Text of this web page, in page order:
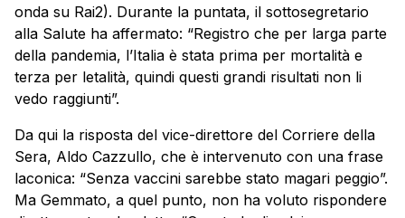
onda su Rai2). Durante la puntata, il sottosegretario
alla Salute ha affermato: “Registro che per larga parte
della pandemia, l’Italia è stata prima per mortalità e
terza per letalità, quindi questi grandi risultati non li
vedo raggiunti”.
Da qui la risposta del vice-direttore del Corriere della
Sera, Aldo Cazzullo, che è intervenuto con una frase
laconica: “Senza vaccini sarebbe stato magari peggio”.
Ma Gemmato, a quel punto, non ha voluto rispondere